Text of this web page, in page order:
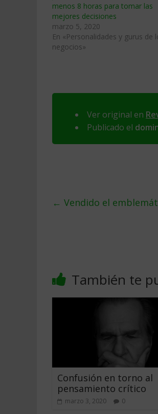
menos 8 horas para tomar las
mejores decisiones
marzo 5, 2020
En «Personalidades y gurus de
negocios»
Ver original en
Publicado el
← Vendido el
También te
Confusión en torno al
pensamiento crítico
marzo 3, 2020 0